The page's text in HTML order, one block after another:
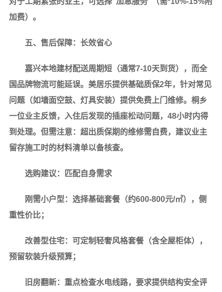
加费）。
五、售后保障：长效省心
嘉兴本地建材配送周期短（通常7-10天到货），而全
国品牌物流可能延误。美居乐提供基础质保2年，针对常见
问题（如墙面空鼓、灯具安装）提供免费上门维修。桐乡
一位业主反馈，入住后发现的插座松动问题，48小时内得
到处理。但需注意：超出质保期的维修需自费，建议业主
留存施工时的材料清单以备核查。
选购建议：匹配自身需求
刚需小户型：选择基础套餐（约600-800元/㎡），侧
重性价比；
改善型住宅：可定制轻奢风格套餐（含全屋柜体），
预留软装升级预算；
旧房翻新：重点检查水电线路，要求提供结构安全评